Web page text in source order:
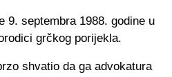
9. septembra 1988. godine u
grčkog porijekla.
shvatio da ga advokatura